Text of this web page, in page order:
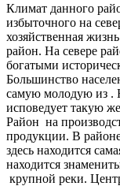
Климат данного
избыточного на
хозяйственная
район. На севере
богатыми
Большинство
самую молодую из .
исповедует такую
Район на
продукции. В
здесь находится
находится
крупной реки.